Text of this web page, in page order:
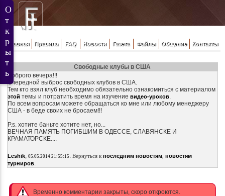
Главная Правила FAQ Новости Газета Файлы Общение Контакты
Свободные клубы в США
Доброго вечера!!!
Очередной выброс свободных клубов в США.
Тем кто взял клуб необходимо обязательно ознакомиться с материалом
этой темы и потратить время на изучение видео-уроков.
По всем вопросам можете обращаться ко мне или любому менеджеру
США - в беде своих не бросаем!!!
P.s. хотите баньте хотите нет, но...
ВЕЧНАЯ ПАМЯТЬ ПОГИБШИМ В ОДЕССЕ, СЛАВЯНСКЕ И
КРАМАТОРСКЕ....
Leshik, 05.05.2014 21:55:15 . Вернуться к последним новостям, новостям
турниров.
Временно комментарии закрыты, скоро откроются.